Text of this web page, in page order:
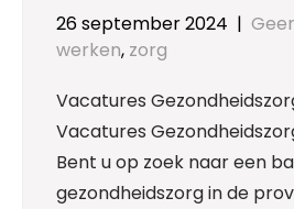
26 september 2024 |
werken, zorg
Vacatures
Vacatures
Bent u op zoek naar een
gezondheidszorg in de